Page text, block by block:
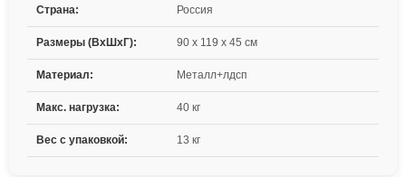
Страна: Россия
Размеры (ВxШxГ): 90 x 119 x 45 см
Материал: Металл+лдсп
Макс. нагрузка: 40 кг
Вес с упаковкой: 13 кг